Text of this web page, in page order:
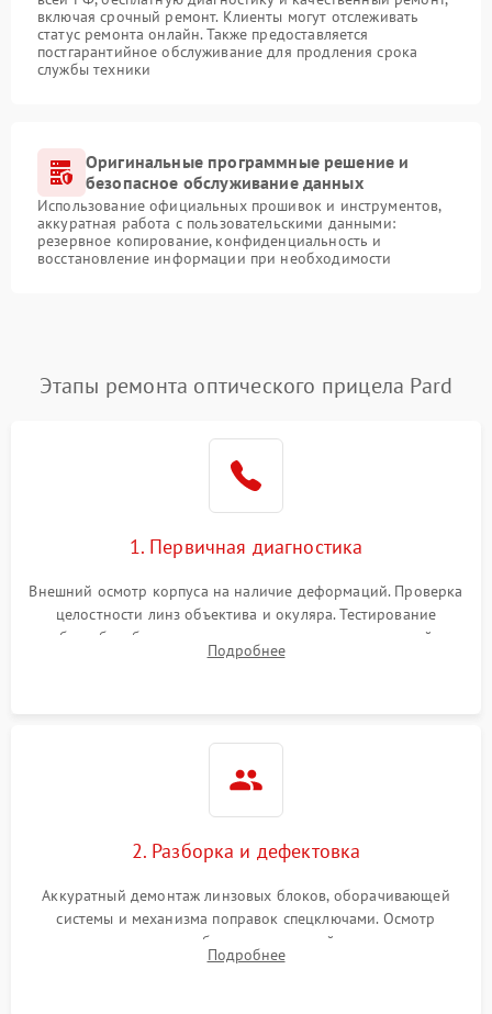
включая срочный ремонт. Клиенты могут отслеживать
статус ремонта онлайн. Также предоставляется
постгарантийное обслуживание для продления срока
службы техники
Оригинальные программные решение и
безопасное обслуживание данных
Использование официальных прошивок и инструментов,
аккуратная работа с пользовательскими данными:
резервное копирование, конфиденциальность и
восстановление информации при необходимости
Этапы ремонта оптического прицела Pard
1. Первичная диагностика
Внешний осмотр корпуса на наличие деформаций. Проверка
целостности линз объектива и окуляра. Тестирование
работы барабанчиков ввода поправок, кольца отстройки
параллакса и зума. Выявление сколов, внутренних
Подробнее
2. Разборка и дефектовка
Аккуратный демонтаж линзовых блоков, оборачивающей
системы и механизма поправок спецключами. Осмотр
внутренних резьбовых соединений, пружин и
уплотнительных колец. Поиск причин люфта, смещения
Подробнее